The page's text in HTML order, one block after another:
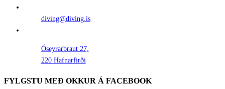
diving@diving.is
Óseyrarbraut 27,
220 Hafnarfirði
FYLGSTU MEÐ OKKUR Á FACEBOOK